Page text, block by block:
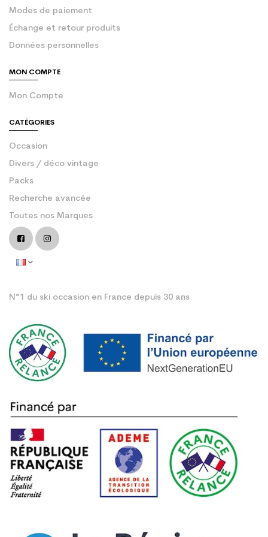
Modes de paiement
Échange et retour produits
Données personnelles
MON COMPTE
Mon Compte
CATÉGORIES
Occasion
Divers / déco vintage
Packs
Recherche avancée
Toutes nos Marques
N°1 du ski occasion en France depuis 30 ans